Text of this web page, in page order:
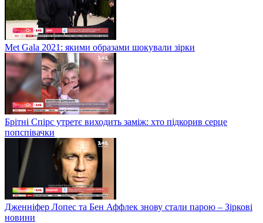
Met Gala 2021: якими образами шокували зірки
Брітні Спірс утретє виходить заміж: хто підкорив серце
попспівачки
Дженніфер Лопес та Бен Аффлек знову стали парою – Зіркові
новини